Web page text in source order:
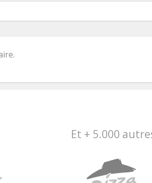
Et + 5.000